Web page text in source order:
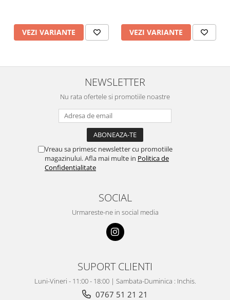
VEZI VARIANTE VEZI VARIANTE
NEWSLETTER
Nu rata ofertele si promotiile noastre
Vreau sa primesc newsletter cu promotiile
magazinului. Afla mai multe in Politica de
Confidentialitate
SOCIAL
Urmareste-ne in social media
SUPORT CLIENTI
Luni-Vineri - 11:00 - 18:00 | Sambata-Duminica : Inchis.
0767 51 21 21